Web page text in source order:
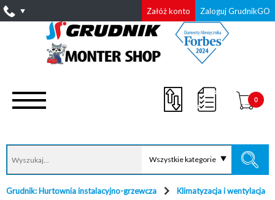
Załóż konto Zaloguj GrudnikGO
Wszystkie kategorie
0
Grudnik: Hurtownia instalacyjno-grzewcza
Klimatyzacja i wentylacja